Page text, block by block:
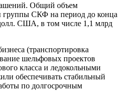
Общий объем
группы СКФ на период до конца
США, в том числе 1,1 млрд
(транспортировка
шельфовых проектов
класса и ледокольными
обеспечивать стабильный
по долгосрочным